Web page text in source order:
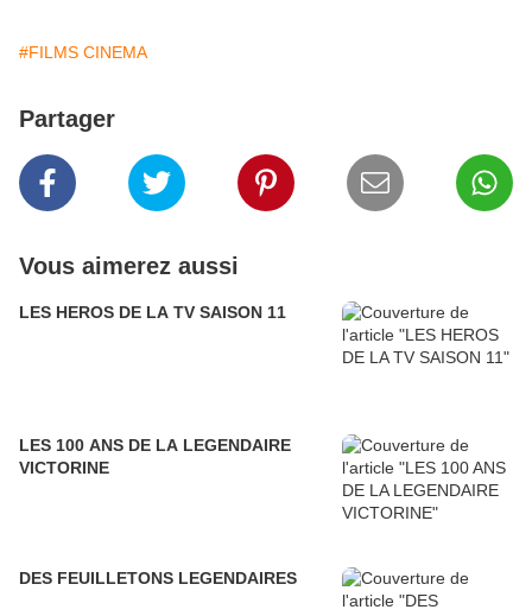
#FILMS CINEMA
Partager
Vous aimerez aussi
LES HEROS DE LA TV SAISON 11
LES 100 ANS DE LA LEGENDAIRE
VICTORINE
DES FEUILLETONS LEGENDAIRES